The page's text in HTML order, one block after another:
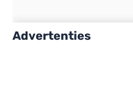
Advertenties